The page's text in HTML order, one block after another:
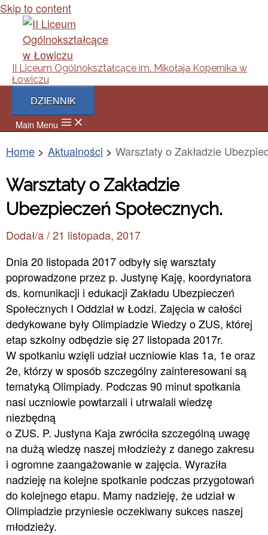
Skip to content
II Liceum Ogólnokształcące im. Mikołaja Kopernika w
Łowiczu
DZIENNIK
Main Menu
Home Aktualności Warsztaty o Zakładzie
Warsztaty o Zakładzie
Ubezpieczeń Społecznych.
Dodał/a /21 listopada, 2017
Dnia 20 listopada 2017 odbyły się warsztaty
poprowadzone przez p. Justynę Kaję, koordynatora
ds. komunikacji i edukacji Zakładu Ubezpieczeń
Społecznych I Oddział w Łodzi. Zajęcia w całości
dedykowane były Olimpiadzie Wiedzy o ZUS, której
etap szkolny odbędzie się 27 listopada 2017r.
W spotkaniu wzięli udział uczniowie klas 1a, 1e oraz
2e, którzy w sposób szczególny zainteresowani są
tematyką Olimpiady. Podczas 90 minut spotkania
nasi uczniowie powtarzali i utrwalali wiedzę
niezbędną
o ZUS. P. Justyna Kaja zwróciła szczególną uwagę
na dużą wiedzę naszej młodzieży z danego zakresu
i ogromne zaangażowanie w zajęcia. Wyraziła
nadzieję na kolejne spotkanie podczas przygotowań
do kolejnego etapu. Mamy nadzieję, że udział w
Olimpiadzie przyniesie oczekiwany sukces naszej
młodzieży.